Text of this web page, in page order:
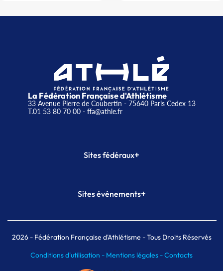
La Fédération Française d'Athlétisme
33 Avenue Pierre de Coubertin - 75640 Paris Cedex 13
T.01 53 80 70 00- ffa@athle.fr
Sites fédéraux+
Plateforme Formation
Sites événements+
Meeting de Paris indoor
MAIF Ekiden de Paris
2026- Fédération Française d'Athlétisme - Tous Droits Réservés
Conditions d'utilisation - Mentions légales -Contacts